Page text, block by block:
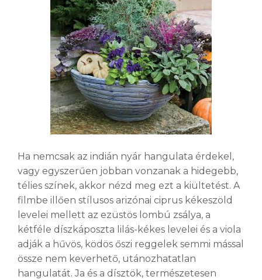
Ha nemcsak az indián nyár hangulata érdekel,
vagy egyszerűen jobban vonzanak a hidegebb,
télies színek, akkor nézd meg ezt a kiültetést. A
filmbe illően stílusos arizónai ciprus kékeszöld
levelei mellett az ezüstös lombú zsálya, a
kétféle díszkáposzta lilás-kékes levelei és a viola
adják a hűvös, ködös őszi reggelek semmi mással
össze nem keverhető, utánozhatatlan
hangulatát. Ja és a dísztök, természetesen